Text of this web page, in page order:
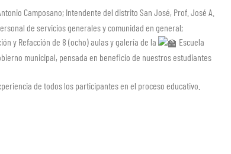
Camposano; Intendente del distrito San José, Prof. José A.
de servicios generales y comunidad en general;
y Refacción de 8 (ocho) aulas y galería de la
Escuela
municipal, pensada en beneficio de nuestros estudiantes
de todos los participantes en el proceso educativo.